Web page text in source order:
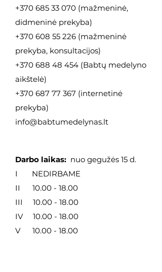
+370 685 33 070 (mažmeninė,
didmeninė prekyba)
+370 608 55 226 (mažmeninė
prekyba, konsultacijos)
+370 688 48 454 (Babtų medelyno
aikštelė)
+370 687 77 367 (internetinė
prekyba)
info@babtumedelynas.lt
Darbo laikas: nuo gegužės 15 d.
I NEDIRBAME
II 10.00 - 18.00
III 10.00 - 18.00
IV 10.00 - 18.00
V 10.00 - 18.00